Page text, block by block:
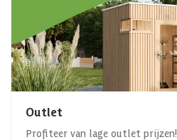
Outlet
Profiteer van lage outlet prijzen!